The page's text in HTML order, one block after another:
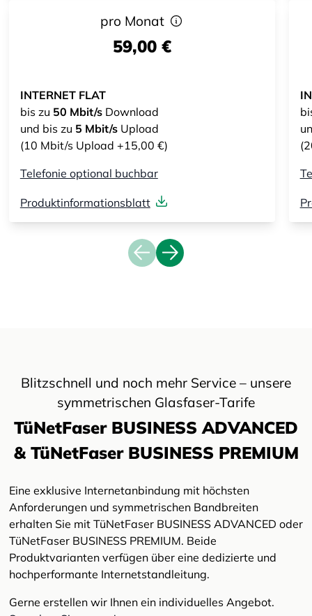
pro Monat
59,00 €
INTERNET FLAT
bis zu 50 Mbit/s Download
und bis zu 5 Mbit/s Upload
(10 Mbit/s Upload +15,00 €)
Telefonie optional buchbar
Produktinformationsblatt
Blitzschnell und noch mehr Service – unsere
symmetrischen Glasfaser-Tarife
TüNetFaser BUSINESS ADVANCED
& TüNetFaser BUSINESS PREMIUM
Eine exklusive Internetanbindung mit höchsten
Anforderungen und symmetrischen Bandbreiten
erhalten Sie mit TüNetFaser BUSINESS ADVANCED oder
TüNetFaser BUSINESS PREMIUM. Beide
Produktvarianten verfügen über eine dedizierte und
hochperformante Internetstandleitung.
Gerne erstellen wir Ihnen ein individuelles Angebot.